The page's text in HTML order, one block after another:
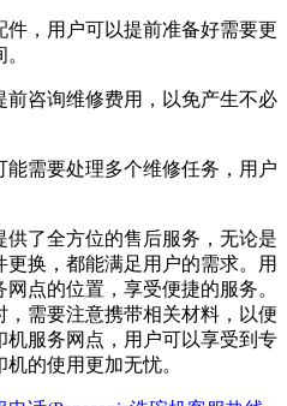
，用户可以提前准备好需要更
前咨询维修费用，以免产生不必
能需要处理多个维修任务，用户
了全方位的售后服务，无论是
换，都能满足用户的需求。用
点的位置，享受便捷的服务。
需要注意携带相关材料，以便
服务网点，用户可以享受到专
的使用更加无忧。